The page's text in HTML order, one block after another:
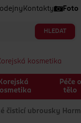
Kontakty Foto
HLEDAT
kosmetika
Korejská
Péče o
tělo
čisticí ubrousky